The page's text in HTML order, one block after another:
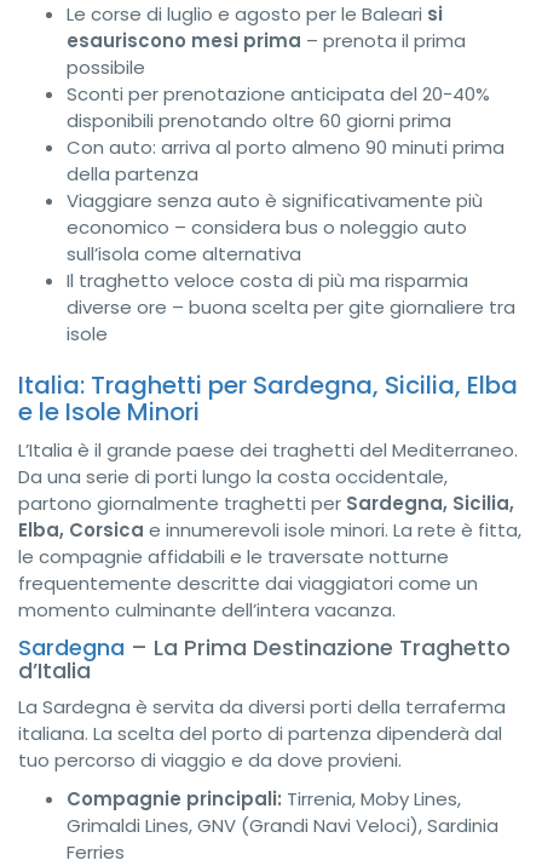
Le corse di luglio e agosto per le Baleari si
esauriscono mesi prima – prenota il prima
possibile
Sconti per prenotazione anticipata del 20-40%
disponibili prenotando oltre 60 giorni prima
Con auto: arriva al porto almeno 90 minuti prima
della partenza
Viaggiare senza auto è significativamente più
economico – considera bus o noleggio auto
sull’isola come alternativa
Il traghetto veloce costa di più ma risparmia
diverse ore – buona scelta per gite giornaliere tra
isole
Italia: Traghetti per Sardegna, Sicilia, Elba
e le Isole Minori
L’Italia è il grande paese dei traghetti del Mediterraneo.
Da una serie di porti lungo la costa occidentale,
partono giornalmente traghetti per Sardegna, Sicilia,
Elba, Corsica e innumerevoli isole minori. La rete è fitta,
le compagnie affidabili e le traversate notturne
frequentemente descritte dai viaggiatori come un
momento culminante dell’intera vacanza.
Sardegna – La Prima Destinazione Traghetto
d’Italia
La Sardegna è servita da diversi porti della terraferma
italiana. La scelta del porto di partenza dipenderà dal
tuo percorso di viaggio e da dove provieni.
Compagnie principali: Tirrenia, Moby Lines,
Grimaldi Lines, GNV (Grandi Navi Veloci), Sardinia
Ferries